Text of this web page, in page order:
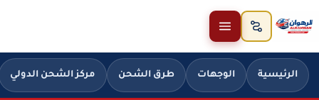
تخطَّ إلى المحتوى
الرئيسية الوجهات طرق الشحن مركز الشحن الدولي